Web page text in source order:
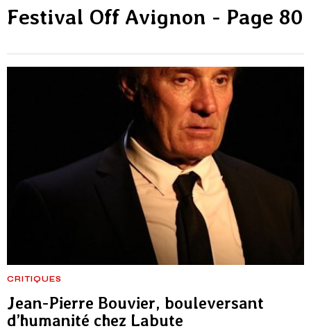
Festival Off Avignon - Page 80
CRITIQUES
Jean-Pierre Bouvier, bouleversant
d’humanité chez Labute